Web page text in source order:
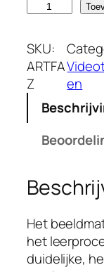
a
i
n
i
r
o
g
r
a
SKU:
ARTFA
Z
en
Het
het
duidelijke,